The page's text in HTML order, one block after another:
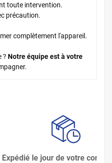
toute intervention.
précaution.
complètement l'appareil.
? Notre équipe est à votre
Expédié le jour de votre